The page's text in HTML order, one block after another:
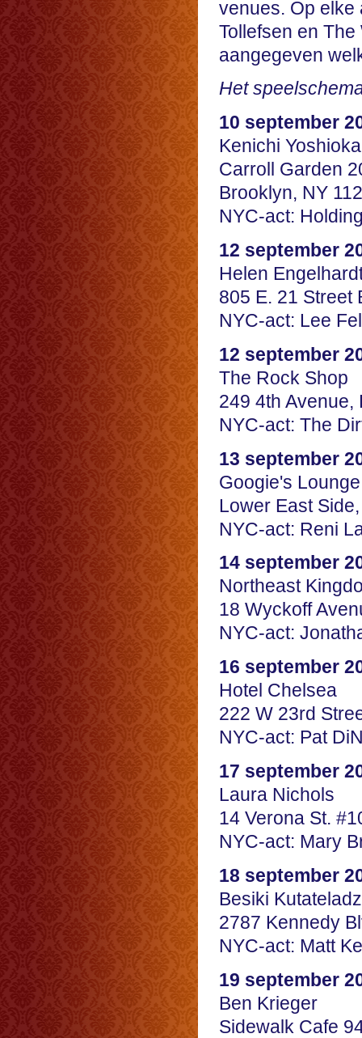
venues. Op elke
Tollefsen en
aangegeven
Het
10 september
Kenichi Yoshioka
Carroll Garden
Brooklyn, NY
NYC-act:
12 september
Helen
805 E. 21
NYC-act: Lee
12 september
The Rock Shop
249 4th
NYC-act: The
13 september
Googie's
Lower East
NYC-act: Reni
14 september
Northeast
18 Wyckoff
NYC-act:
16 september
Hotel Chelsea
222 W 23rd
NYC-act: Pat
17 september
Laura Nichols
14 Verona St.
NYC-act: Mary
18 september
Besiki
2787 Kennedy
NYC-act: Matt
19 september
Ben Krieger
Sidewalk Cafe